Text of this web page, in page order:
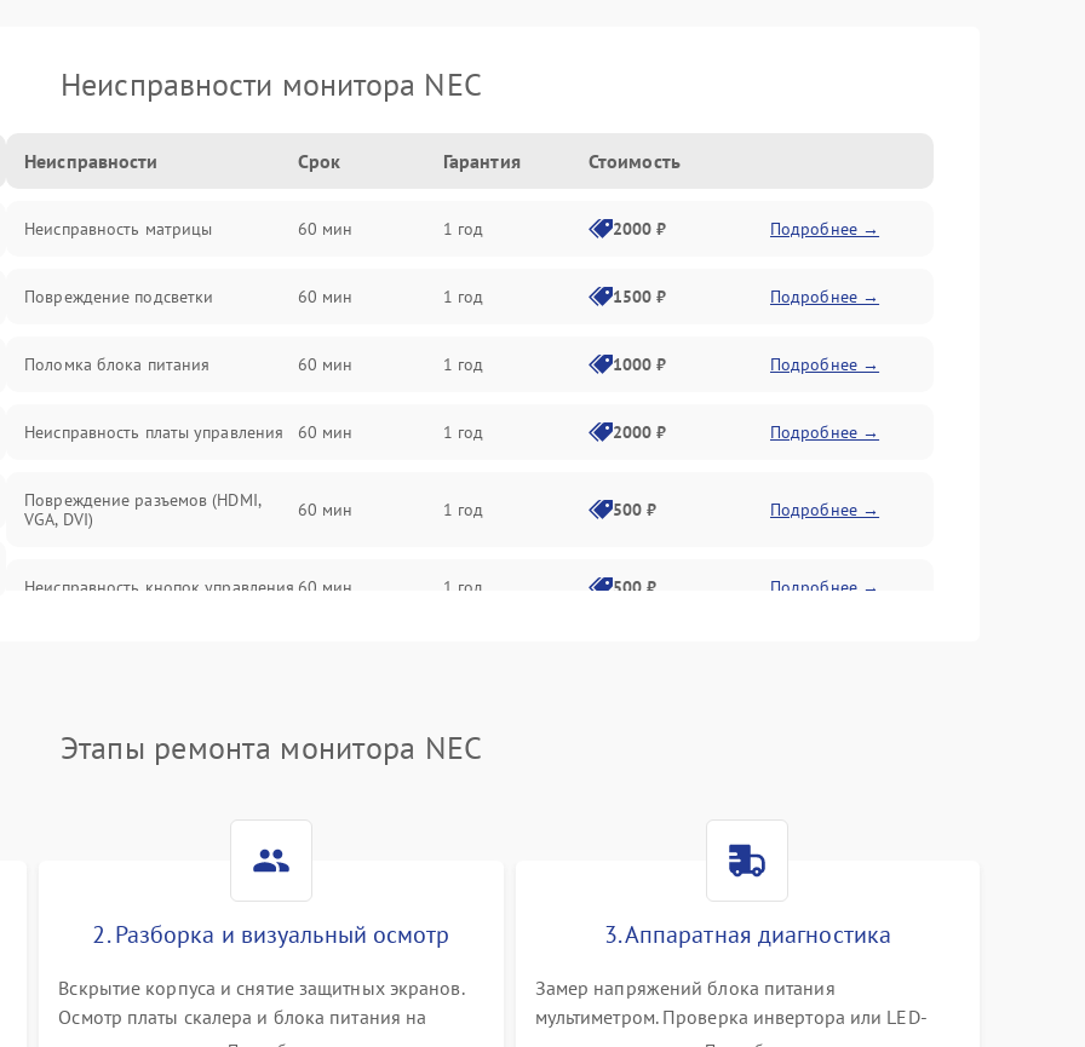
Неисправности монитора NEC
Неисправности Срок Гарантия Стоимость
Неисправность матрицы 60 мин 1 год 2000 ₽ Подробнее →
Повреждение подсветки 60 мин 1 год 1500 ₽ Подробнее →
Поломка блока питания 60 мин 1 год 1000 ₽ Подробнее →
Неисправность платы управления 60 мин 1 год 2000 ₽ Подробнее →
Повреждение разъемов (HDMI,
VGA, DVI)
60 мин 1 год 500 ₽ Подробнее →
Неисправность кнопок управления 60 мин 1 год 500 ₽ Подробнее →
Поломка системы автоматического
короткого замыкания
Этапы ремонта монитора NEC
2. Разборка и визуальный осмотр
Вскрытие корпуса и снятие защитных экранов.
Осмотр платы скалера и блока питания на
3. Аппаратная диагностика
Замер напряжений блока питания
мультиметром. Проверка инвертора или LED-